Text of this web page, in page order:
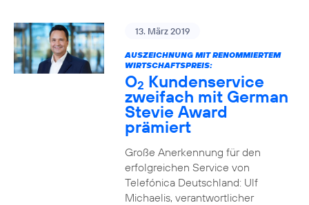
13. März 2019
AUSZEICHNUNG MIT RENOMMIERTEM
WIRTSCHAFTSPREIS:
O2 Kundenservice
zweifach mit German
Stevie Award
prämiert
Große Anerkennung für den
erfolgreichen Service von
Telefónica Deutschland: Ulf
Michaelis, verantwortlicher